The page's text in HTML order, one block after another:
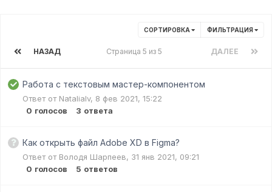
СОРТИРОВКА ФИЛЬТРАЦИЯ
НАЗАД ДАЛЕЕ
Страница 5 из 5
Работа с текстовым мастер-компонентом
Ответ от NataliaIv, 8 фев 2021, 15:22
0 голосов 3 ответа
Как открыть файл Adobe XD в Figma?
Ответ от Володя Шарпеев, 31 янв 2021, 09:21
0 голосов 5 ответов